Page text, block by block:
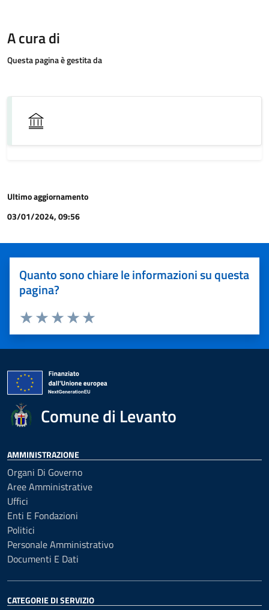
A cura di
Questa pagina è gestita da
Ultimo aggiornamento
03/01/2024, 09:56
Quanto sono chiare le informazioni su questa
pagina?
Valuta 5 stelle su 5
Valuta 4 stelle su 5
Valuta 3 stelle su 5
Valuta 2 stelle su 5
Valuta 1 stelle su 5
Comune di Levanto
AMMINISTRAZIONE
Organi Di Governo
Aree Amministrative
Uffici
Enti E Fondazioni
Politici
Personale Amministrativo
Documenti E Dati
CATEGORIE DI SERVIZIO